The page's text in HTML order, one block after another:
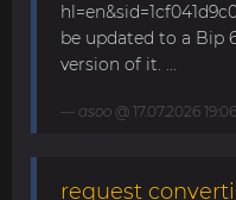
be updated to a Bip
version of it. ...
asoo @ 17.07.2026
request